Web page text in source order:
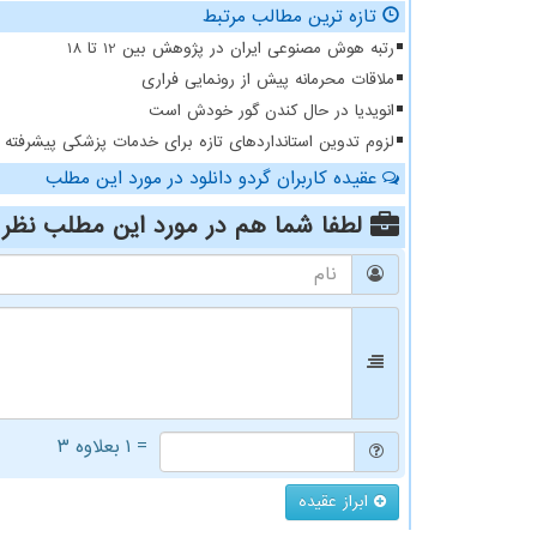
تازه ترین مطالب مرتبط
رتبه هوش مصنوعی ایران در پژوهش بین 12 تا 18
ملاقات محرمانه پیش از رونمایی فراری
انویدیا در حال کندن گور خودش است
لزوم تدوین استانداردهای تازه برای خدمات پزشکی پیشرفته
عقیده کاربران گردو دانلود در مورد این مطلب
لطفا شما هم در مورد این مطلب
= ۱ بعلاوه ۳
ابراز عقیده